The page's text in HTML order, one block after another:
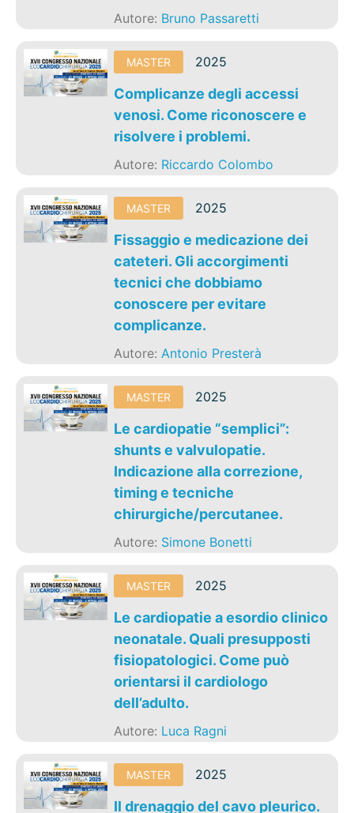
Autore: Bruno Passaretti
MASTER 2025
Complicanze degli accessi
venosi. Come riconoscere e
risolvere i problemi.
Autore: Riccardo Colombo
MASTER 2025
Fissaggio e medicazione dei
cateteri. Gli accorgimenti
tecnici che dobbiamo
conoscere per evitare
complicanze.
Autore:Antonio Presterà
MASTER 2025
Le cardiopatie “semplici”:
shunts e valvulopatie.
Indicazione alla correzione,
timing e tecniche
chirurgiche/percutanee.
Autore: Simone Bonetti
MASTER 2025
Le cardiopatie a esordio clinico
neonatale. Quali presupposti
fisiopatologici. Come può
orientarsi il cardiologo
dell’adulto.
Autore: Luca Ragni
MASTER 2025
Il drenaggio del cavo pleurico.